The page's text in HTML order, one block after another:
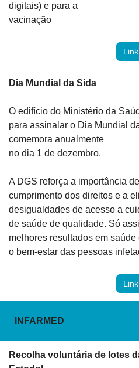
digitais) e para a
vacinação
Link
Dia Mundial da Sida
O edifício do Ministério da
para assinalar o Dia Mundial
comemora anualmente
no dia 1 de dezembro.
A DGS reforça a importância
cumprimento dos direitos e a
desigualdades de acesso a
de saúde de qualidade. Só
melhores resultados em saúde
o bem-estar das pessoas
Link
INFARMED
Recolha voluntária de lotes